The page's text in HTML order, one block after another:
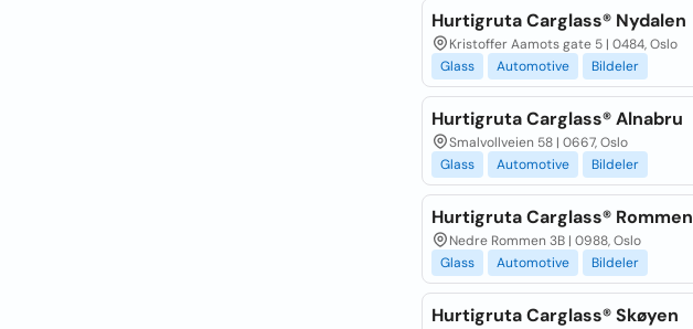
Hurtigruta Carglass® Nydalen
Kristoffer Aamots gate 5 | 0484, Oslo
Glass
Automotive Bildeler
Hurtigruta Carglass® Alnabru
Smalvollveien 58 | 0667, Oslo
Glass
Automotive Bildeler
Hurtigruta Carglass® Rommen
Nedre Rommen 3B | 0988, Oslo
Glass
Automotive Bildeler
Hurtigruta Carglass® Skøyen